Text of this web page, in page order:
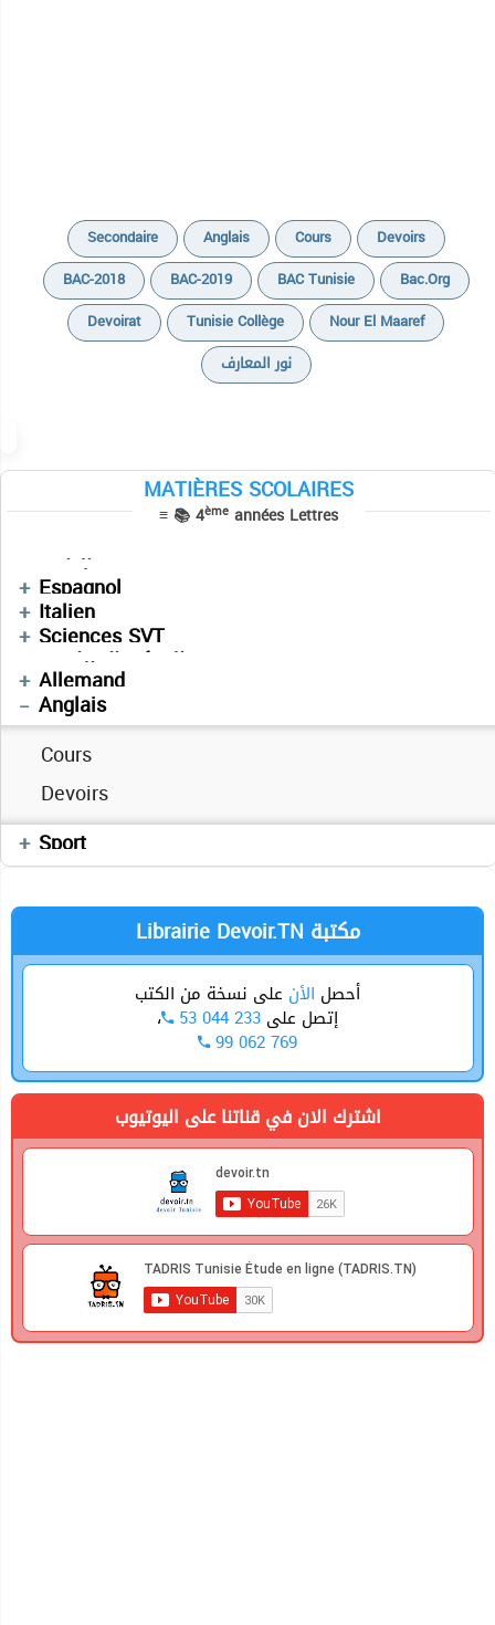
Secondaire Anglais Cours
Devoirs
BAC-2018
BAC-2019 BAC Tunisie
Bac.org
Devoirat
Tunisie Collège
Nour El Maaref
نور المعارف
MATIÈRES SCOLAIRES
≡ 📚 4ème années Lettres
Informatique
Sujets BAC PRATIQUE
التاريخ
Cours
فلسفة
Cours
Devoirs
Espagnol
Cours
Italien
Devoirs
Sciences SVT
Devoirs
التفكير الإسلامي
Devoirs
Résumés
Français
Cours
Devoirs
Résumés
العربية
Cours
Devoirs
Allemand
Devoirs
Anglais
Cours
Devoirs
Sport
Enchainement
Librairie Devoir.TN مكتبة
أحصل الأن على نسخة من الكتب
إتصل على 53 044 233 ،
99 062 769
اشترك الان في قناتنا على اليوتيوب